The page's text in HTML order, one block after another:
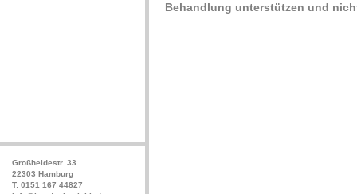
Behandlung unterstützen und
Großheidestr. 33
22303 Hamburg
T: 0151 167 44827